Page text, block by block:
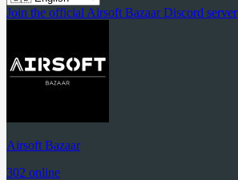
Join the official Airsoft Bazaar Discord server
Airsoft Bazaar
302 online